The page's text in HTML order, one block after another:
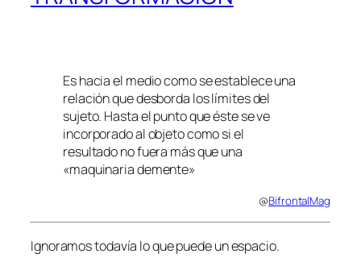
Es hacia el medio como se establece una
relación que desborda los límites del
sujeto. Hasta el punto que éste se ve
incorporado al objeto como si el
resultado no fuera más que una
«maquinaria demente»
@BifrontalMag
Ignoramos todavía lo que puede un espacio.